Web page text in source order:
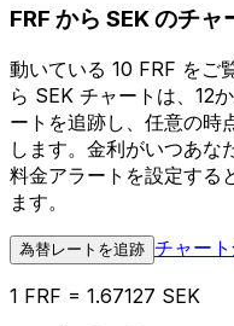
FRF から SEK のチャ
動いている 10 FRF をご
ら SEK チャートは、12
ートを追跡し、任意の時
します。金利がいつあな
料金アラートを設定する
ます。
為替レートを追跡 チャー
1 FRF = 1.67127 SEK